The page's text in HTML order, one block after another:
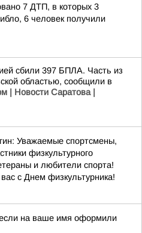
7 ДТП, в которых 3
6 человек получили
сбили 397 БПЛА. Часть из
областью, сообщили в
| Новости Саратова |
Уважаемые спортсмены,
физкультурного
и любители спорта!
с Днем физкультурника!
на ваше имя оформили